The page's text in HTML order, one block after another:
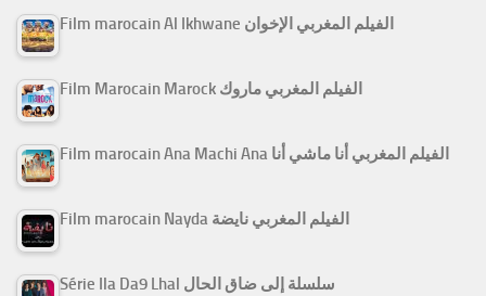
Film marocain Al Ikhwane الفيلم المغربي الإخوان
Film Marocain Marock الفيلم المغربي ماروك
Film marocain Ana Machi Ana الفيلم المغربي أنا ماشي أنا
Film marocain Nayda الفيلم المغربي نايضة
Série Ila Da9 Lhal سلسلة إلى ضاق الحال